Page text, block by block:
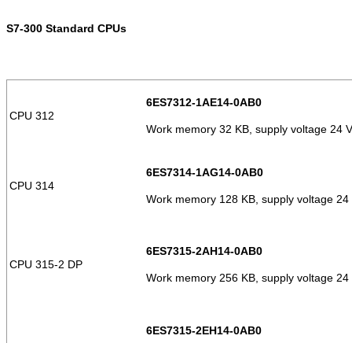
S7-300 Standard CPUs
CPU 312
6ES7312-1AE14-0AB0
Work memory 32 KB, supply voltage 24
CPU 314
6ES7314-1AG14-0AB0
Work memory 128 KB, supply voltage
CPU 315-2 DP
6ES7315-2AH14-0AB0
Work memory 256 KB, supply voltage
6ES7315-2EH14-0AB0